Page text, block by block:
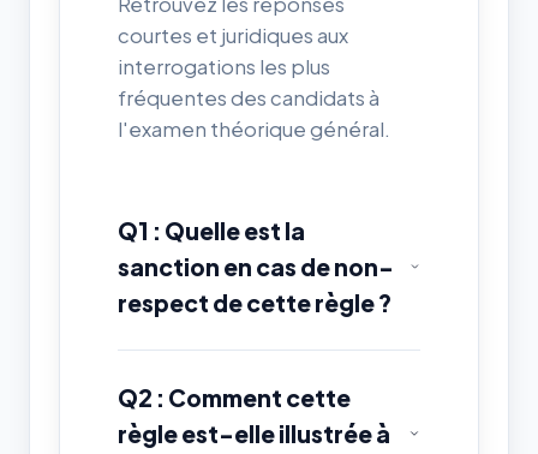
courtes et juridiques aux
interrogations les plus
fréquentes des candidats à
l'examen théorique général.
Q1 : Quelle est la
sanction en cas de non-
respect de cette règle ?
Q2 : Comment cette
règle est-elle illustrée à